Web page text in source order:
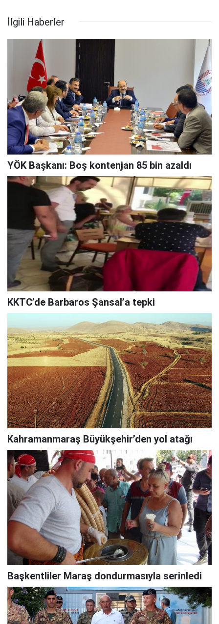
İlgili Haberler
YÖK Başkanı: Boş kontenjan 85 bin azaldı
KKTC’de Barbaros Şansal’a tepki
Kahramanmaraş Büyükşehir’den yol atağı
Başkentliler Maraş dondurmasıyla serinledi